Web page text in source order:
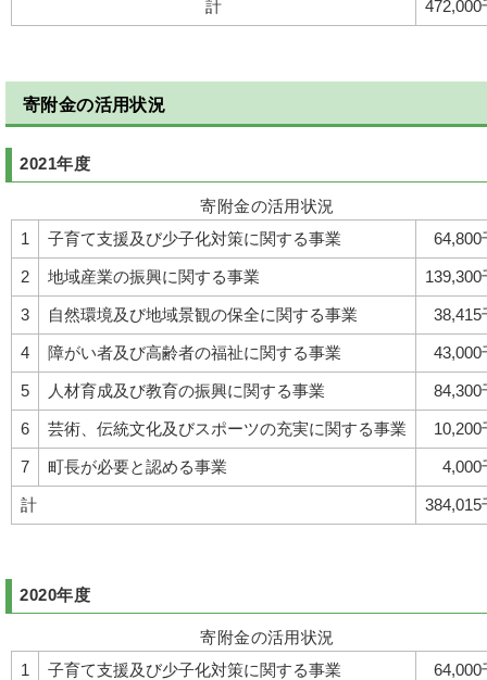
計 472,000
寄附金の活用状況
2021年度
寄附金の活用状況
1
子育て支援及び少子化対策に関する事業 64,800
2 地域産業の振興に関する事業 139,300
3 自然環境及び地域景観の保全に関する事業 38,415
4 障がい者及び高齢者の福祉に関する事業 43,000
5 人材育成及び教育の振興に関する事業 84,300
6 芸術、伝統文化及びスポーツの充実に関する事業 10,200
7 町長が必要と認める事業 4,000
計 384,015
2020年度
寄附金の活用状況
1
子育て支援及び少子化対策に関する事業 64,000